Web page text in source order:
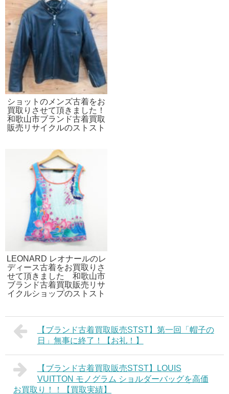
ショットのメンズ古着をお
買取りさせて頂きました！
和歌山市ブランド古着買取
販売リサイクルのストスト
LEONARD レオナールのレ
ディース古着をお買取りさ
せて頂きました 和歌山市
ブランド古着買取販売リサ
イクルショップのストスト
【ブランド古着買取販売STST】第一回「帽子の
日」無事に終了！【お礼！】
【ブランド古着買取販売STST】LOUIS
VUITTON モノグラム ショルダーバッグを高価
お買取り！！【買取実績】